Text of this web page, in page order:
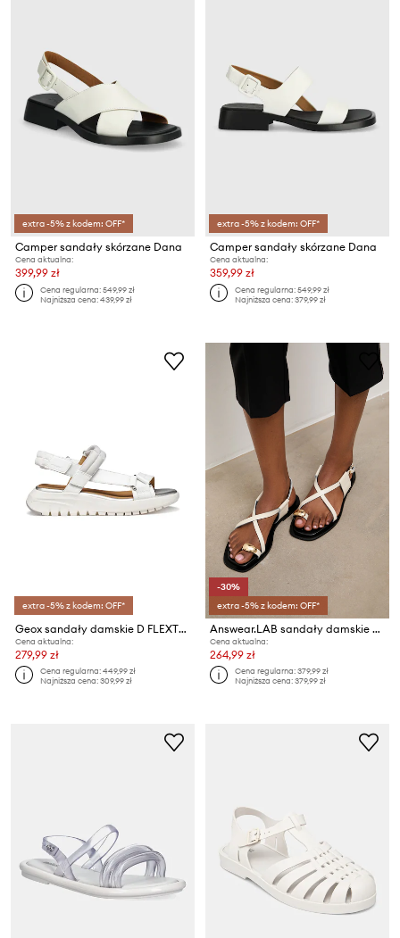
extra -5% z kodem: OFF*
Camper sandały skórzane Dana
Cena aktualna:
399,99 zł
Cena regularna:549,99 zł
Najniższa cena:439,99 zł
extra -5% z kodem: OFF*
Camper sandały skórzane Dana
Cena aktualna:
359,99 zł
Cena regularna:549,99 zł
Najniższa cena:379,99 zł
extra -5% z kodem: OFF*
Geox sandały damskie D FLEXTRIDE S
Cena aktualna:
279,99 zł
Cena regularna:449,99 zł
Najniższa cena:309,99 zł
-30%
extra -5% z kodem: OFF*
Answear.LAB sandały damskie skórzane
Cena aktualna:
264,99 zł
Cena regularna:379,99 zł
Najniższa cena:379,99 zł